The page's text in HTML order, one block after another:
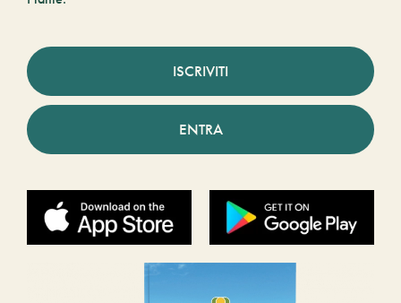
ISCRIVITI
ENTRA